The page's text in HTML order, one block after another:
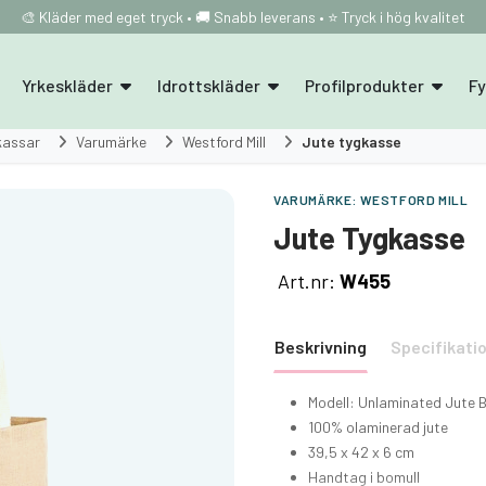
🎨 Kläder med eget tryck • 🚚 Snabb leverans • ⭐ Tryck i hög kvalitet
Yrkeskläder Idrottskläder Profilprodukter
Varumärke Westford Mill Jute tygkasse
VARUMÄRKE: WESTFORD MILL
Jute Tygkasse
Art.nr: W455
Beskrivning
Modell: Unlaminated Jute
100% olaminerad jute
39,5 x 42 x 6 cm
Handtag i bomull